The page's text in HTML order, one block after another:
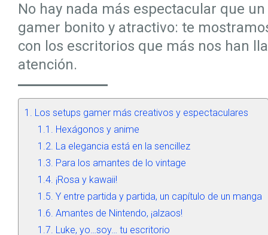
No hay nada más espectacular que
gamer bonito y atractivo: te
con los escritorios que más nos han
atención.
Los setups gamer más creativos y espectaculares
Hexágonos y anime
La elegancia está en la sencillez
Para los amantes de lo vintage
¡Rosa y kawaii!
Y entre partida y partida, un capítulo de un manga
Amantes de Nintendo, ¡alzaos!
Luke, yo…soy… tu escritorio